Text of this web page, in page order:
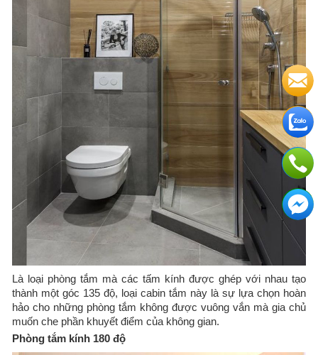
​Là loại phòng tắm mà các tấm kính được ghép với nhau tạo
thành một góc 135 độ, loại cabin tắm này là sự lựa chọn hoàn
hảo cho những phòng tắm không được vuông vắn mà gia chủ
muốn che phần khuyết điểm của không gian.
Phòng tắm kính 180 độ